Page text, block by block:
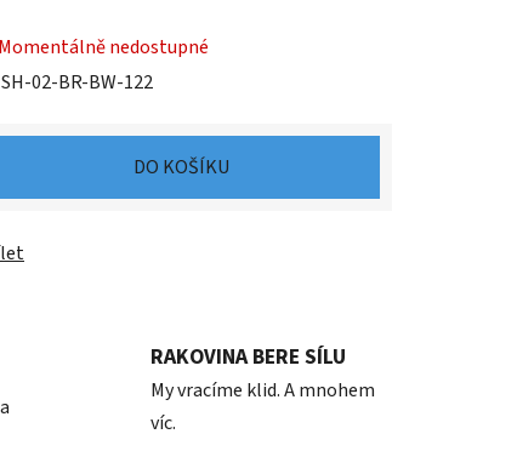
Momentálně nedostupné
SH-02-BR-BW-122
DO KOŠÍKU
RAKOVINA BERE SÍLU
My vracíme klid. A mnohem
víc.